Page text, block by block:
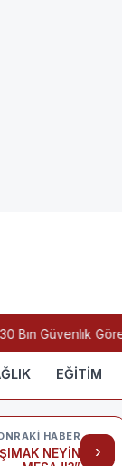
Bın Güvenlık
EĞİTİM
›
HABER
NEYİN